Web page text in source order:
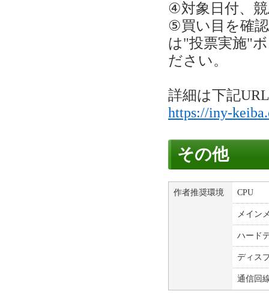
④対象日付、
⑤買い目を確
は"投票実施"
ださい。
詳細は下記
https://iny-
その他
作者推奨環境 CPU
メイン
ハード
ディス
通信回